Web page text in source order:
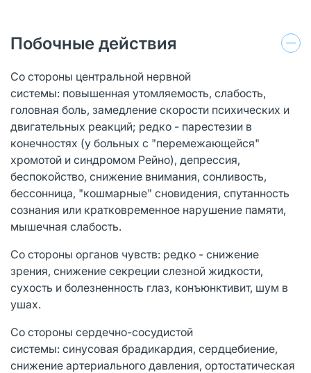
Побочные действия
Со стороны центральной нервной
системы: повышенная утомляемость, слабость,
головная боль, замедление скорости психических и
двигательных реакций; редко - парестезии в
конечностях (у больных с "перемежающейся"
хромотой и синдромом Рейно), депрессия,
беспокойство, снижение внимания, сонливость,
бессонница, "кошмарные" сновидения, спутанность
сознания или кратковременное нарушение памяти,
мышечная слабость.
Со стороны органов чувств: редко - снижение
зрения, снижение секреции слезной жидкости,
сухость и болезненность глаз, конъюнктивит, шум в
ушах.
Со стороны сердечно-сосудистой
системы: синусовая брадикардия, сердцебиение,
снижение артериального давления, ортостатическая